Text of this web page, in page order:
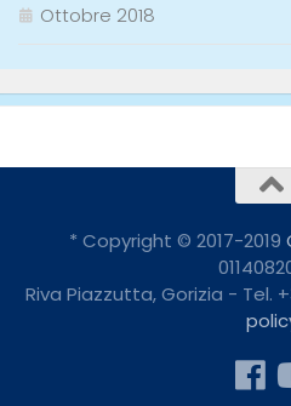
Ottobre 2018
* Copyright © 2017-2019
Riva Piazzutta, Gorizia - Tel.